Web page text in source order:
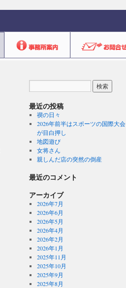
最近の投稿
禊の日々
2026年前半はスポーツの国際大会
が目白押し
地図遊び
女将さん
親しんだ店の突然の倒産
最近のコメント
アーカイブ
2026年7月
2026年6月
2026年5月
2026年4月
2026年2月
2026年1月
2025年11月
2025年10月
2025年9月
2025年8月